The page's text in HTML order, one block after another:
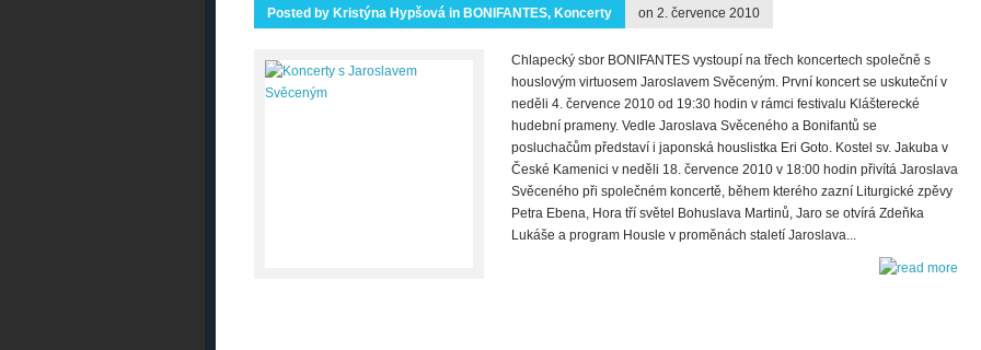
Posted by Kristýna Hypšová in BONIFANTES, Koncerty on 2. července 2010
Chlapecký sbor BONIFANTES vystoupí na třech koncertech společně s
houslovým virtuosem Jaroslavem Svěceným. První koncert se uskuteční v
neděli 4. července 2010 od 19:30 hodin v rámci festivalu Klášterecké
hudební prameny. Vedle Jaroslava Svěceného a Bonifantů se
posluchačům představí i japonská houslistka Eri Goto. Kostel sv. Jakuba v
České Kamenici v neděli 18. července 2010 v 18:00 hodin přivítá Jaroslava
Svěceného při společném koncertě, během kterého zazní Liturgické zpěvy
Petra Ebena, Hora tří světel Bohuslava Martinů, Jaro se otvírá Zdeňka
Lukáše a program Housle v proměnách staletí Jaroslava...